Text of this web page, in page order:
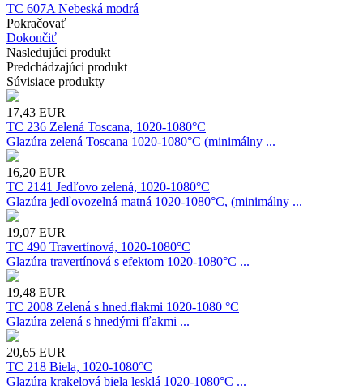
TC 607A Nebeská modrá
Pokračovať
Dokončiť
Nasledujúci produkt
Predchádzajúci produkt
Súvisiace produkty
17,43 EUR
TC 236 Zelená Toscana, 1020-1080°C
Glazúra zelená Toscana 1020-1080°C (minimálny ...
16,20 EUR
TC 2141 Jedľovo zelená, 1020-1080°C
Glazúra jedľovozelná matná 1020-1080°C, (minimálny ...
19,07 EUR
TC 490 Travertínová, 1020-1080°C
Glazúra travertínová s efektom 1020-1080°C ...
19,48 EUR
TC 2008 Zelená s hned.flakmi 1020-1080 °C
Glazúra zelená s hnedými fľakmi ...
20,65 EUR
TC 218 Biela, 1020-1080°C
Glazúra krakelová biela lesklá 1020-1080°C ...